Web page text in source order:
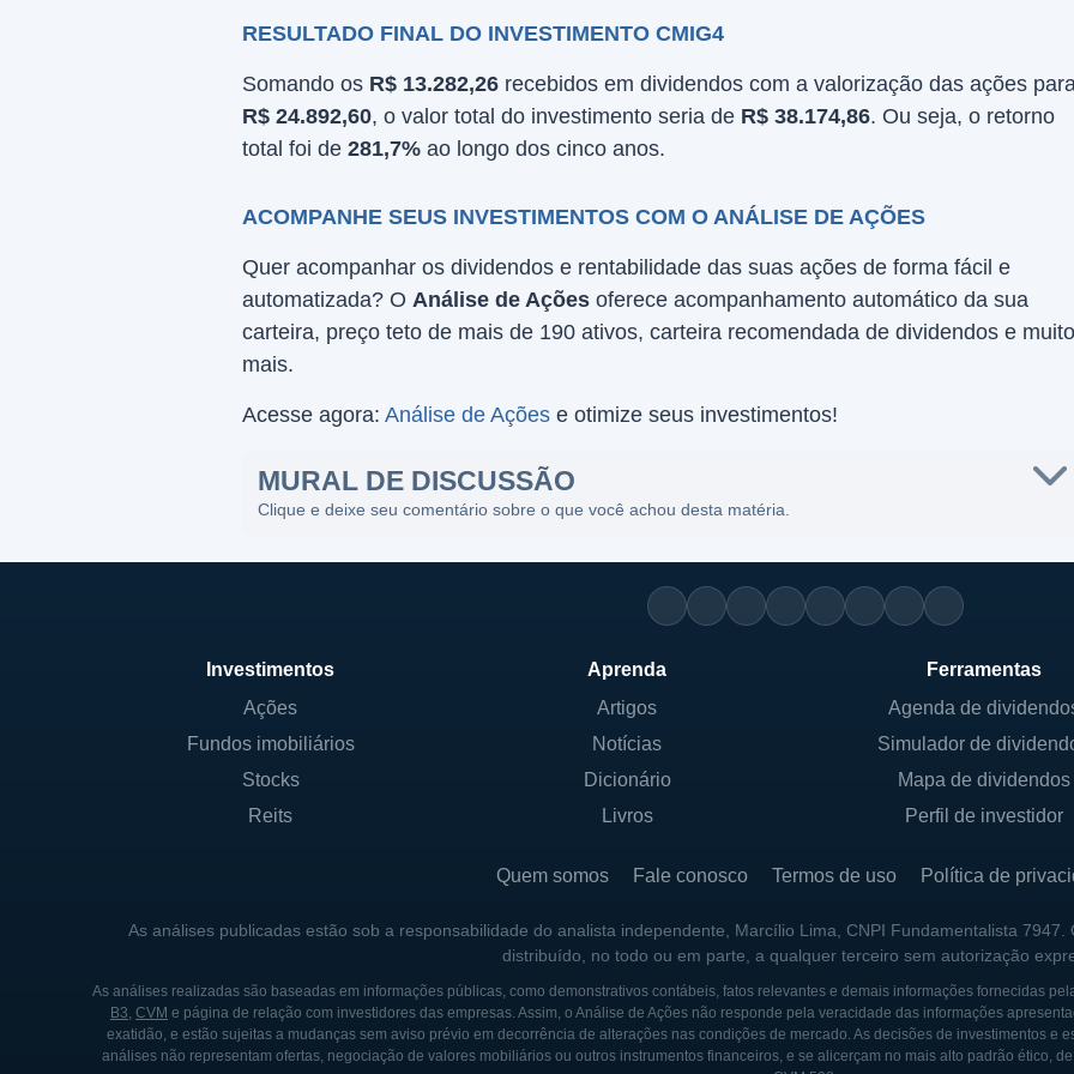
RESULTADO FINAL DO INVESTIMENTO CMIG4
Somando os R$ 13.282,26 recebidos em dividendos com a valorização das ações
R$ 24.892,60, o valor total do investimento seria de R$ 38.174,86. Ou seja, o retorno
total foi de 281,7% ao longo dos cinco anos.
ACOMPANHE SEUS INVESTIMENTOS COM O ANÁLISE DE AÇÕES
Quer acompanhar os dividendos e rentabilidade das suas ações de forma fácil e
automatizada? O Análise de Ações oferece acompanhamento automático da sua
carteira, preço teto de mais de 190 ativos, carteira recomendada de dividendos e muito
mais.
Acesse agora: Análise de Ações e otimize seus investimentos!
MURAL DE DISCUSSÃO
Clique e deixe seu comentário sobre o que você achou desta matéria.
Investimentos
Ações
Fundos imobiliários
Stocks
Reits
Aprenda
Artigos
Notícias
Dicionário
Livros
Ferramentas
Agenda de
Simulador de
Mapa de dividendos
Perfil de investidor
Quem somos Fale conosco Termos de uso Política de
As análises publicadas estão sob a responsabilidade do analista independente, Marcílio Lima, CNPI Fundamentalista
distribuído, no todo ou em parte, a qualquer terceiro sem autorização
As análises realizadas são baseadas em informações públicas, como demonstrativos contábeis, fatos relevantes e demais informações fornecidas
B3, CVM e página de relação com investidores das empresas. Assim, o Análise de Ações não responde pela veracidade das informações
exatidão, e estão sujeitas a mudanças sem aviso prévio em decorrência de alterações nas condições de mercado. As decisões de investimentos e
análises não representam ofertas, negociação de valores mobiliários ou outros instrumentos financeiros, e se alicerçam no mais alto padrão ético,